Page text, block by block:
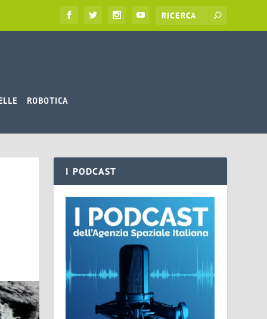
ROBOTICA
I PODCAST